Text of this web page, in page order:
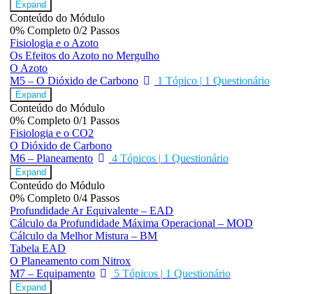
Expand
Conteúdo do Módulo
0% Completo0/2 Passos
Fisiologia e o Azoto
Os Efeitos do Azoto no Mergulho
O Azoto
M5 – O Dióxido de Carbono
1 Tópico | 1 Questionário
Expand
Conteúdo do Módulo
0% Completo0/1 Passos
Fisiologia e o CO2
O Dióxido de Carbono
M6 – Planeamento
4 Tópicos | 1 Questionário
Expand
Conteúdo do Módulo
0% Completo0/4 Passos
Profundidade Ar Equivalente – EAD
Cálculo da Profundidade Máxima Operacional – MOD
Cálculo da Melhor Mistura – BM
Tabela EAD
O Planeamento com Nitrox
M7 – Equipamento
5 Tópicos | 1 Questionário
Expand